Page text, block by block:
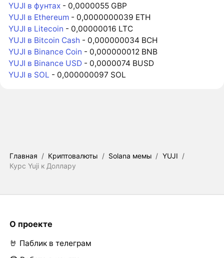
YUJI в фунтах - 0,0000055 GBP
YUJI в Ethereum - 0,0000000039 ETH
YUJI в Litecoin - 0,00000016 LTC
YUJI в Bitcoin Cash - 0,000000034 BCH
YUJI в Binance Coin - 0,000000012 BNB
YUJI в Binance USD - 0,0000074 BUSD
YUJI в SOL - 0,000000097 SOL
Главная / Криптовалюты / Solana мемы / YUJI /
Курс Yuji к Доллару
О проекте
🤘 Паблик в телеграм